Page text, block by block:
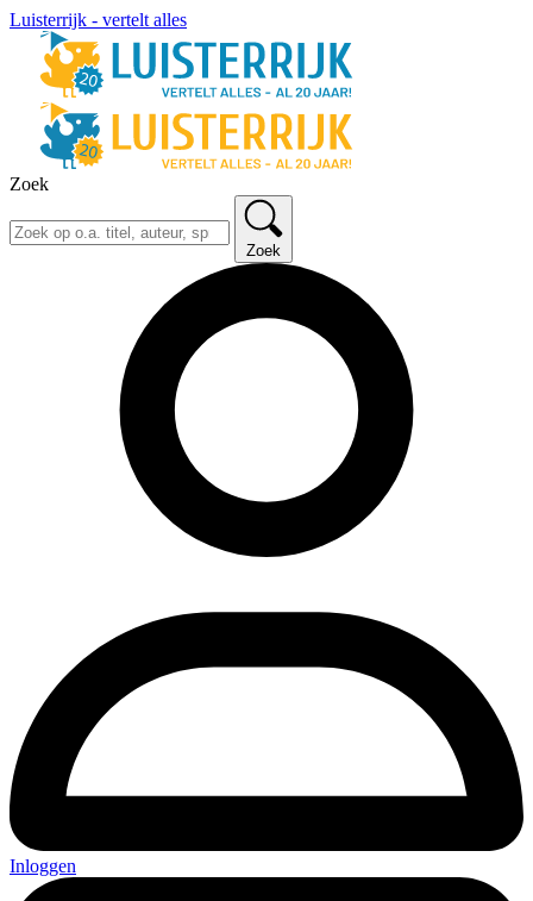
Luisterrijk - vertelt alles
Zoek
Zoek
Inloggen